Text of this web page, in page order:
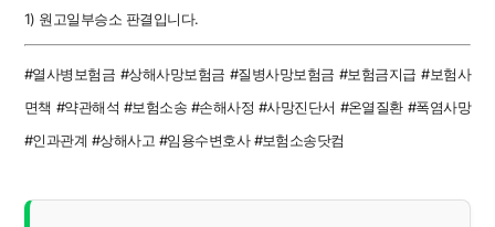
1) 원고일부승소 판결입니다.
#열사병보험금 #상해사망보험금 #질병사망보험금 #보험금지급 #보험사
면책 #약관해석 #보험소송 #손해사정 #사망진단서 #온열질환 #폭염사망
#인과관계 #상해사고 #임용수변호사 #보험소송닷컴